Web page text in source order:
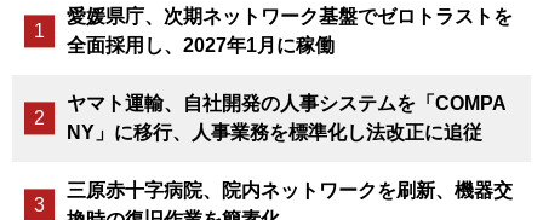
愛媛県庁、次期ネットワーク基盤でゼロトラストを
全面採用し、2027年1月に稼働
ヤマト運輸、自社開発の人事システムを「COMPA
NY」に移行、人事業務を標準化し法改正に追従
三原赤十字病院、院内ネットワークを刷新、機器交